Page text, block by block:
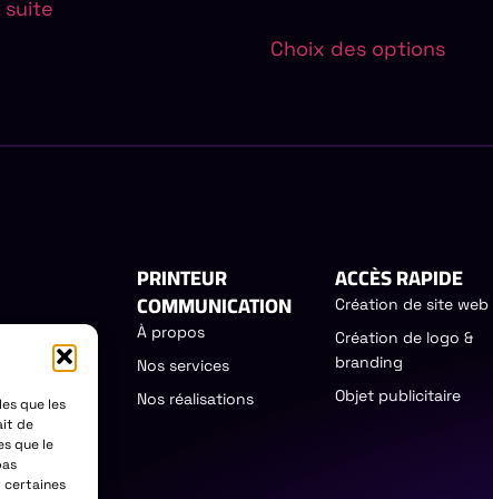
que les
de
que le
certaines
suite
Choix des options
de
les
PRINTEUR
COMMUNICATION
À propos
Nos services
Nos réalisations
ACCÈS RAPIDE
Création de site web
Création de logo &
branding
Objet publicitaire